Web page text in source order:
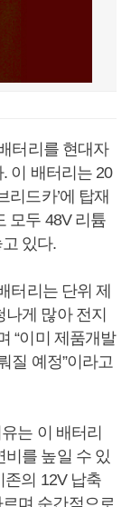
터리를 현대자
이 배터리는 20
리드카’에 탑재
모두 48V 리튬
있다.
터리는 단위 제
게 많아 전지
“이미 제품개발
질 예정”이라고
는 이 배터리
비를 높일 수 있
존의 12V 납축
며 순간적으로